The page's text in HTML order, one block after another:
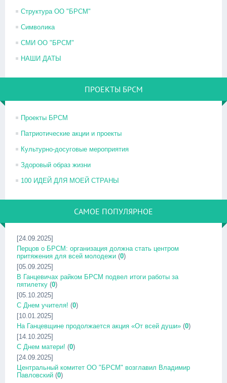
Структура ОО "БРСМ"
Символика
СМИ ОО "БРСМ"
НАШИ ДАТЫ
ПРОЕКТЫ БРСМ
Проекты БРСМ
Патриотические акции и проекты
Культурно-досуговые мероприятия
Здоровый образ жизни
100 ИДЕЙ ДЛЯ МОЕЙ СТРАНЫ
САМОЕ ПОПУЛЯРНОЕ
[24.09.2025]
Перцов о БРСМ: организация должна стать центром
притяжения для всей молодежи (0)
[05.09.2025]
В Ганцевичах райком БРСМ подвел итоги работы за
пятилетку (0)
[05.10.2025]
С Днем учителя! (0)
[10.01.2025]
На Ганцевщине продолжается акция «От всей души» (0)
[14.10.2025]
С Днем матери! (0)
[24.09.2025]
Центральный комитет ОО "БРСМ" возглавил Владимир
Павловский (0)